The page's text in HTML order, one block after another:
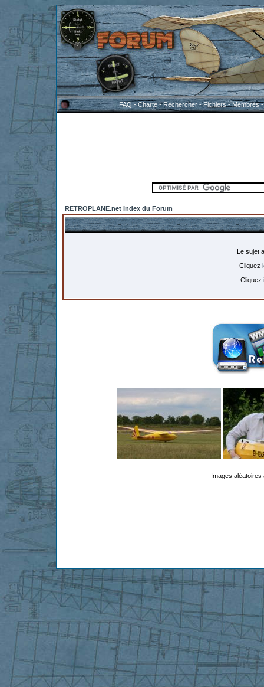
FAQ-Charte-Rechercher-Fichiers-Membres
RETROPLANE.net Index du Forum
Le sujet
Cliquez
Cliquez
Images aléatoires